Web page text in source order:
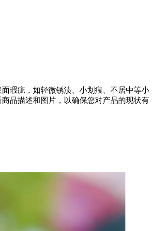
瑕疵，如轻微锈渍、小划痕、不居中等小
品描述和图片，以确保您对产品的现状有